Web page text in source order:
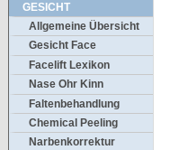
GESICHT
Allgemeine Übersicht
Gesicht Face
Facelift Lexikon
Nase Ohr Kinn
Faltenbehandlung
Chemical Peeling
Narbenkorrektur